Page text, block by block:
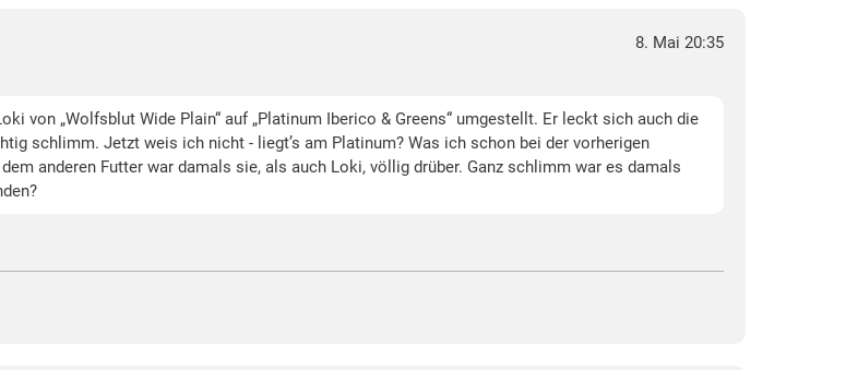
8. Mai 20:35
von „Wolfsblut Wide Plain“ auf „Platinum Iberico & Greens“ umgestellt. Er leckt sich auch die
schlimm. Jetzt weis ich nicht - liegt’s am Platinum? Was ich schon bei der vorherigen
anderen Futter war damals sie, als auch Loki, völlig drüber. Ganz schlimm war es damals